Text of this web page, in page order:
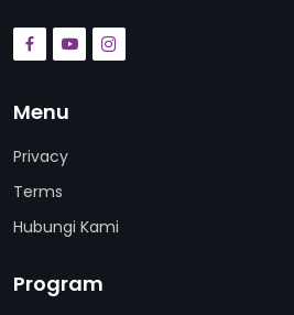
Menu
Privacy
Terms
Hubungi Kami
Program